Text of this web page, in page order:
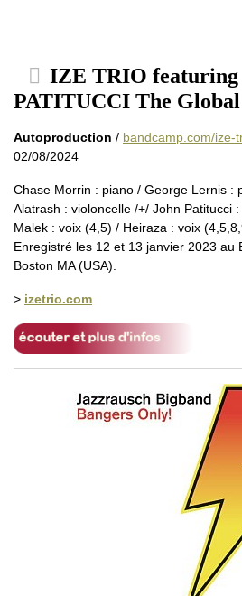
IZE TRIO
PATITUCCI The Global
Autoproduction / bandcamp.com/ize-
02/08/2024
Chase Morrin : piano / George Lernis :
Alatrash : violoncelle /+/ John Patitucci
Malek : voix (4,5) / Heiraza : voix
Enregistré les 12 et 13 janvier 2023 au
Boston MA (USA).
> izetrio.com